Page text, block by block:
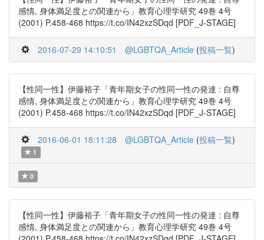
感情, 身体満足度との関連から」教育心理学研究 49巻 4号
(2001) P.458-468 https://t.co/IN42xzSDqd [PDF_J-STAGE]
2016-07-29 14:10:51 @LGBTQA_Article (投稿一覧)
【性同一性】伊藤裕子「青年期女子の性同一性の発達 : 自尊
感情, 身体満足度との関連から」教育心理学研究 49巻 4号
(2001) P.458-468 https://t.co/IN42xzSDqd [PDF_J-STAGE]
2016-06-01 18:11:28 @LGBTQA_Article (投稿一覧)
1
0
【性同一性】伊藤裕子「青年期女子の性同一性の発達 : 自尊
感情, 身体満足度との関連から」教育心理学研究 49巻 4号